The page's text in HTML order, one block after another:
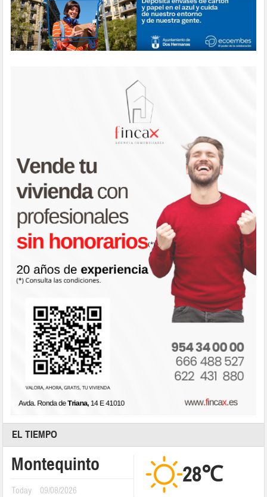
EL TIEMPO
Montequinto
Today 09/08/2026
28℃